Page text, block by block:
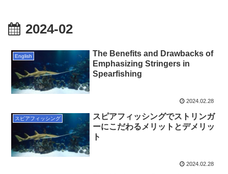
2024-02
English
The Benefits and Drawbacks of
Emphasizing Stringers in
Spearfishing
2024.02.28
スピアフィッシング
スピアフィッシングでストリンガ
ーにこだわるメリットとデメリッ
ト
2024.02.28